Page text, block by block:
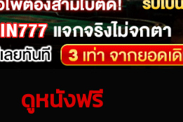
ดูหนังฟรี